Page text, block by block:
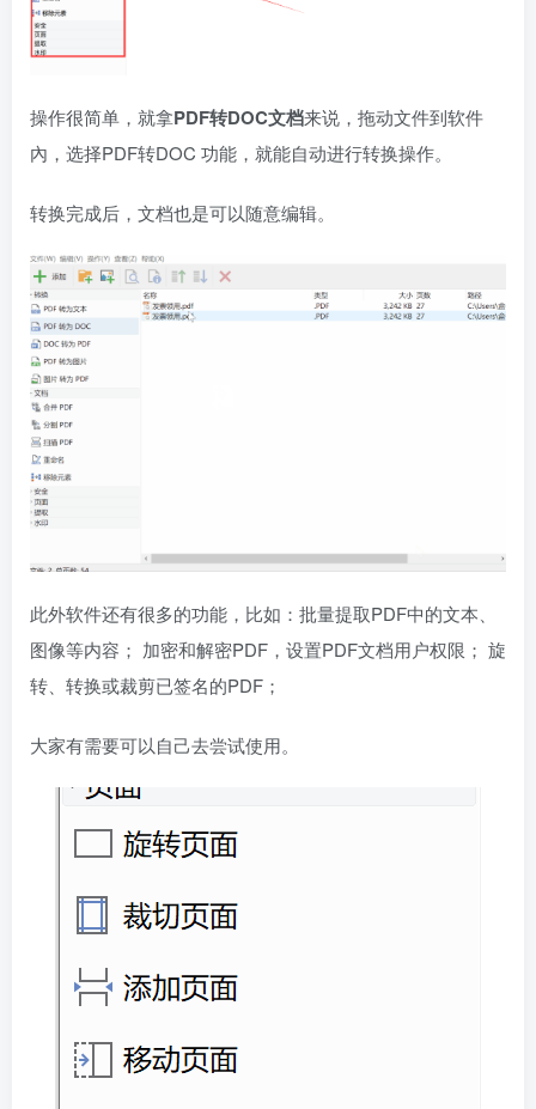
操作很简单，就拿PDF转DOC文档来说，拖动文件到软件
內，选择PDF转DOC 功能，就能自动进行转换操作。
转换完成后，文档也是可以随意编辑。
此外软件还有很多的功能，比如：批量提取PDF中的文本、
图像等内容； 加密和解密PDF，设置PDF文档用户权限； 旋
转、转换或裁剪已签名的PDF；
大家有需要可以自己去尝试使用。